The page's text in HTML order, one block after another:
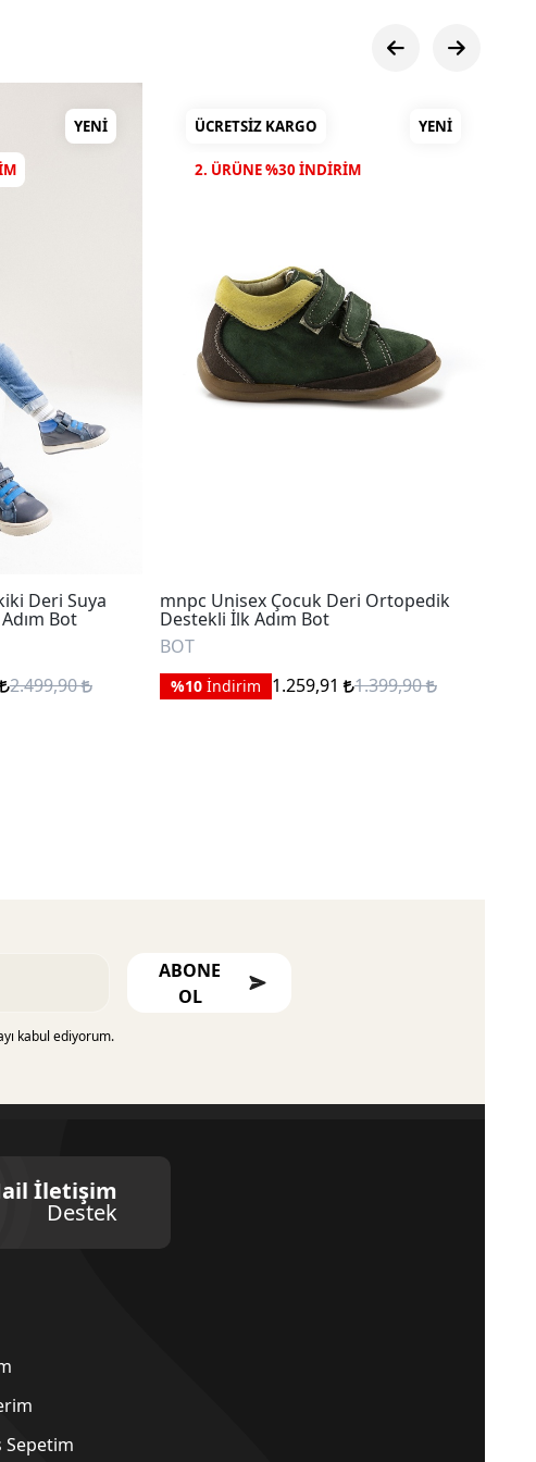
YENI
Deri Suya
Bot
2.499,90
ÜCRETSIZ KARGO YENI
2. ÜRÜNE %30 INDIRIM
mnpc Unisex Çocuk Deri Ortopedik
Destekli İlk Adım Bot
BOT
%10 İndirim 1.259,91 1.399,90
ABONE
OL
kabul ediyorum.
İletişim
Destek
Sepetim